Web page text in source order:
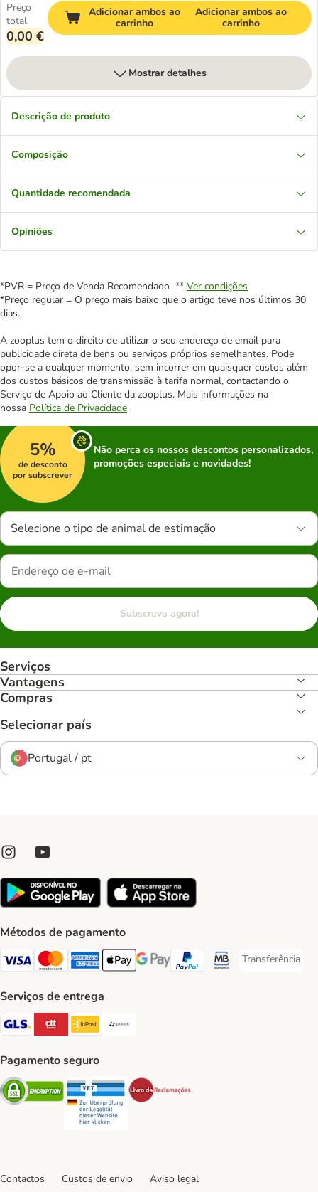
Preço
total
0,00 €
Adicionar ambos ao
carrinho
Adicionar ambos ao
carrinho
Mostrar detalhes
Descrição de produto
Composição
Quantidade recomendada
Opiniões
*PVR = Preço de Venda Recomendado ** Ver condições
*Preço regular = O preço mais baixo que o artigo teve nos últimos 30
dias.
A zooplus tem o direito de utilizar o seu endereço de email para
publicidade direta de bens ou serviços próprios semelhantes. Pode
opor-se a qualquer momento, sem incorrer em quaisquer custos além
dos custos básicos de transmissão à tarifa normal, contactando o
Serviço de Apoio ao Cliente da zooplus. Mais informações na
nossa Política de Privacidade
5%
de desconto
por subscrever
Não perca os nossos descontos personalizados,
promoções especiais e novidades!
Selecione o tipo de animal de estimação
Subscreva agora!
Serviços
Vantagens
Compras
Selecionar país
Portugal / pt
Métodos de pagamento
Visa Payment Method
Mastercard Payment Method
American Express Payment Method
Apple Pay Payment Method
Google Pay Payment Method
PayPal Payment Method
Multibanco Payment
Transferência
Transferência
Serviços de entrega
GLS Shipping Method
CTTExpress Shipping Method
InPost Shipping Method
Pagamento seguro
Security Security
Contactos Custos de envio
Aviso legal